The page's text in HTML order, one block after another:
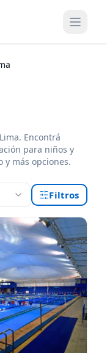
. Encontrá
para niños y
y más opciones.
Filtros